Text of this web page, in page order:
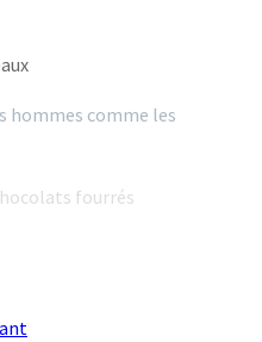
hommes comme les
fourrés